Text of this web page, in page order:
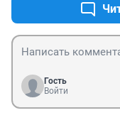
Гость
Войти